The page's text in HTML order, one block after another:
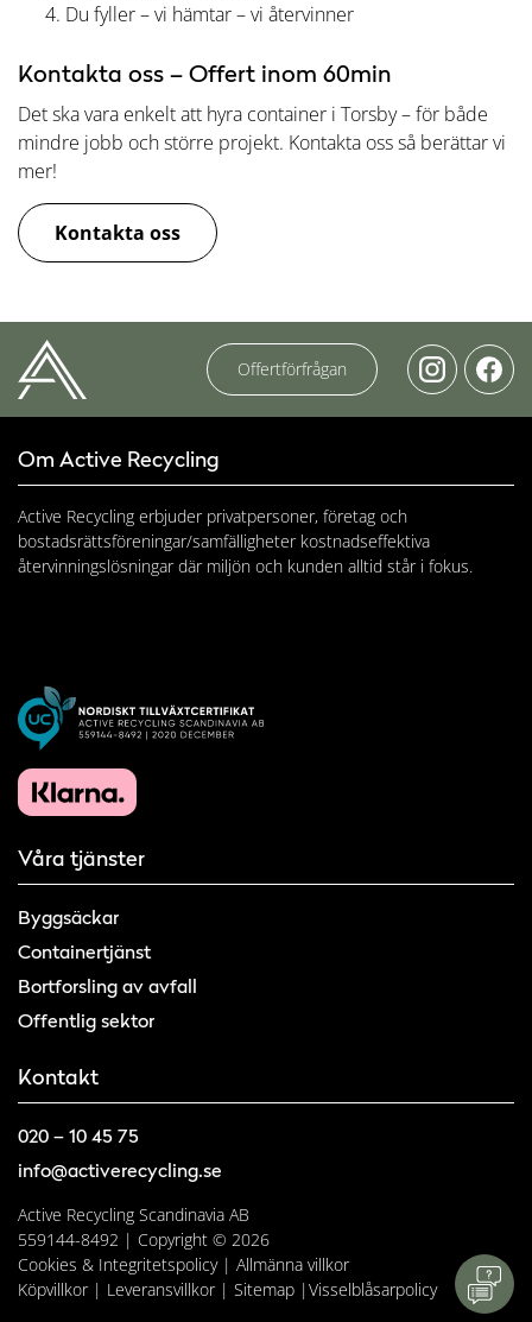
Du fyller – vi hämtar – vi återvinner
Kontakta oss – Offert inom 60min
Det ska vara enkelt att hyra container i Torsby – för både
mindre jobb och större projekt. Kontakta oss så berättar vi
mer!
Kontakta oss
Offertförfrågan
Om Active Recycling
Active Recycling erbjuder privatpersoner, företag och
bostadsrättsföreningar/samfälligheter kostnadseffektiva
återvinningslösningar där miljön och kunden alltid står i fokus.
Våra tjänster
Byggsäckar
Containertjänst
Bortforsling av avfall
Offentlig sektor
Kontakt
020 – 10 45 75
info@activerecycling.se
Active Recycling Scandinavia AB
559144-8492 | Copyright © 2026
Cookies & Integritetspolicy| Allmänna villkor
Köpvillkor| Leveransvillkor| Sitemap | Visselblåsarpolicy